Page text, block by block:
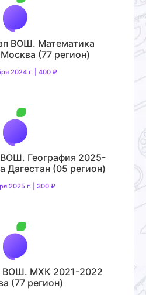
ВОШ. Математика
(77 регион)
2024 г. | 400 ₽
География 2025-
Дагестан (05 регион)
2025 г. | 300 ₽
ВОШ. МХК 2021-2022
(77 регион)